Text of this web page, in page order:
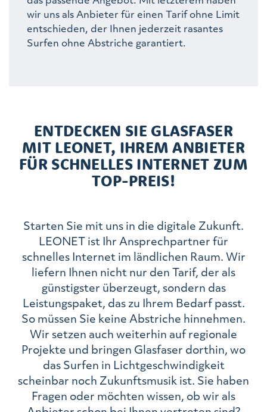
wir uns als Anbieter für einen Tarif ohne Limit
entschieden, der Ihnen jederzeit rasantes
Surfen ohne Abstriche garantiert.
ENTDECKEN SIE GLASFASER
MIT LEONET, IHREM ANBIETER
FÜR SCHNELLES INTERNET ZUM
TOP-PREIS!
Starten Sie mit uns in die digitale Zukunft.
LEONET ist Ihr Ansprechpartner für
schnelles Internet im ländlichen Raum. Wir
liefern Ihnen nicht nur den Tarif, der als
günstigster überzeugt, sondern das
Leistungspaket, das zu Ihrem Bedarf passt.
So müssen Sie keine Abstriche hinnehmen.
Wir setzen auch weiterhin auf regionale
Projekte und bringen Glasfaser dorthin, wo
das Surfen in Lichtgeschwindigkeit
scheinbar noch Zukunftsmusik ist. Sie haben
Fragen oder möchten wissen, ob wir als